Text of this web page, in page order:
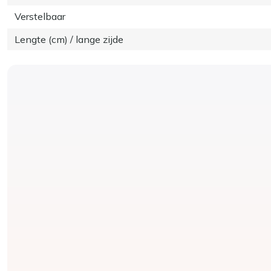
Verstelbaar
Lengte (cm) / lange zijde